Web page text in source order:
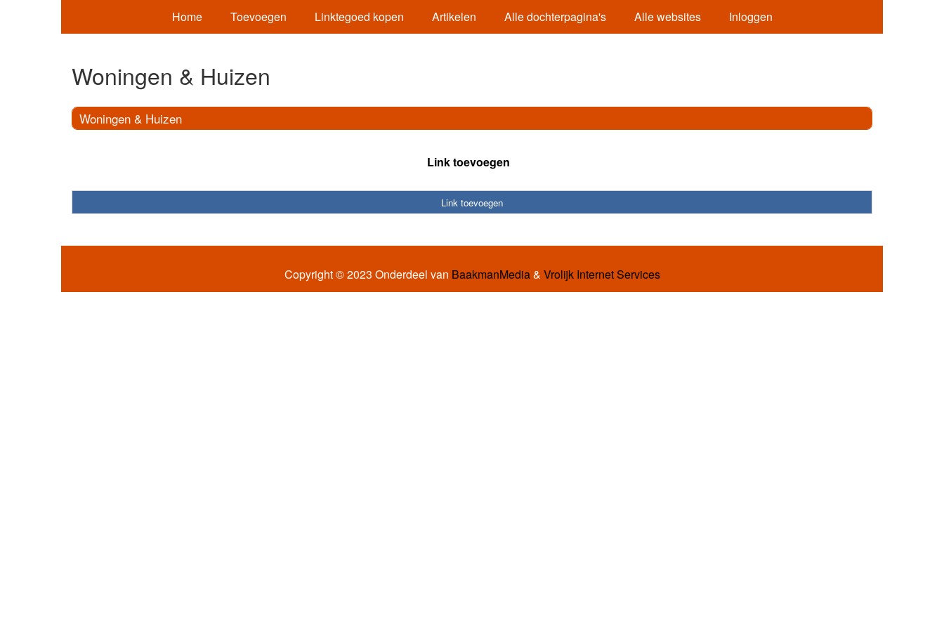
Home Toevoegen Linktegoed kopen Artikelen Alle dochterpagina's Alle websites Inloggen
Woningen & Huizen
Woningen & Huizen
Link toevoegen
Link toevoegen
Copyright © 2023 Onderdeel van BaakmanMedia& Vrolijk Internet Services